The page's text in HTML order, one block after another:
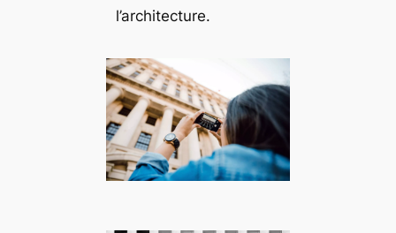
l’architecture.